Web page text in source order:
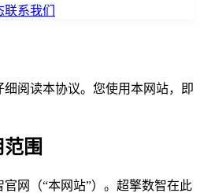
联系我们
阅读本协议。您使用本网站，即
围
网（“本网站”）。超擎数智在此